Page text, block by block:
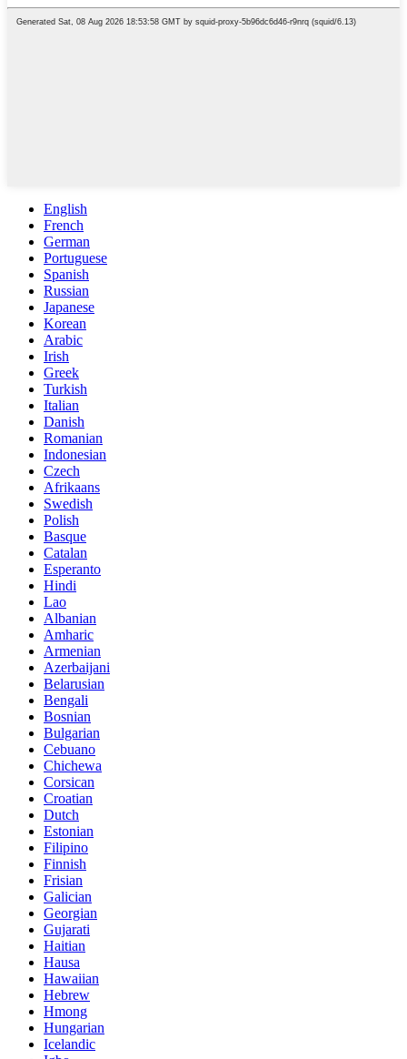
English
French
German
Portuguese
Spanish
Russian
Japanese
Korean
Arabic
Irish
Greek
Turkish
Italian
Danish
Romanian
Indonesian
Czech
Afrikaans
Swedish
Polish
Basque
Catalan
Esperanto
Hindi
Lao
Albanian
Amharic
Armenian
Azerbaijani
Belarusian
Bengali
Bosnian
Bulgarian
Cebuano
Chichewa
Corsican
Croatian
Dutch
Estonian
Filipino
Finnish
Frisian
Galician
Georgian
Gujarati
Haitian
Hausa
Hawaiian
Hebrew
Hmong
Hungarian
Icelandic